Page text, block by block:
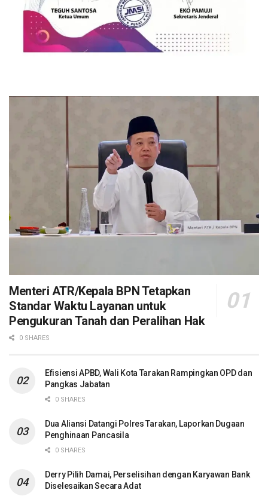
Menteri ATR/Kepala BPN Tetapkan
Standar Waktu Layanan untuk
Pengukuran Tanah dan Peralihan Hak
0 SHARES
Efisiensi APBD, Wali Kota Tarakan Rampingkan OPD dan
Pangkas Jabatan
0 SHARES
Dua Aliansi Datangi Polres Tarakan, Laporkan Dugaan
Penghinaan Pancasila
0 SHARES
Derry Pilih Damai, Perselisihan dengan Karyawan Bank
Diselesaikan Secara Adat